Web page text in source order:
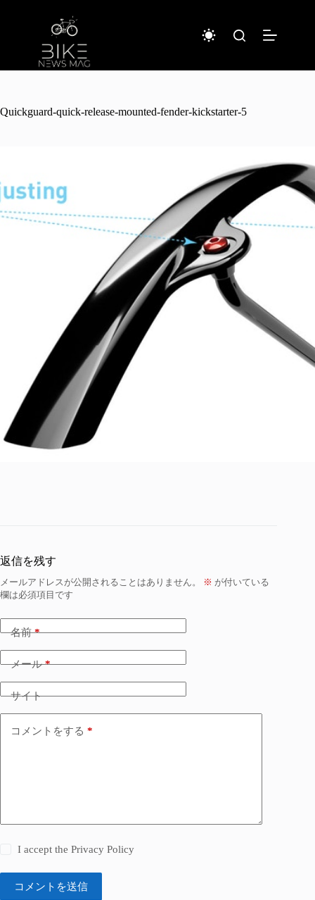
キ
Quickguard-quick-release-mounted-fender-kickstarter-5
返信を残す
メールアドレスが公開されることはありません。 ※ が付いている
欄は必須項目です
名前*
メール*
サイト
コメントをする *
I accept thePrivacy Policy
コメントを送信